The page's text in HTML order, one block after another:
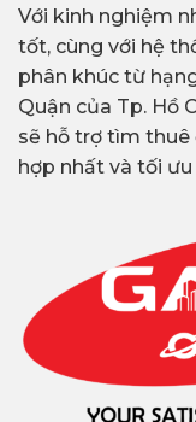
Với kinh nghiệm
tốt, cùng với hệ
phân khúc từ
Quận của Tp. Hồ
sẽ hỗ trợ tìm thuê
hợp nhất và tối